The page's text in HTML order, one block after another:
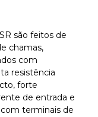
são feitos de
chamas,
com
resistência
forte
de entrada e
terminais de